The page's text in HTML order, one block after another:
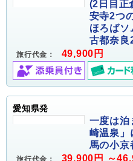
(2日目正
安寺2つ
ほろばソ
古都奈良
旅行代金： 49,900円
愛知県発
一度は泊
崎温泉」
馬の小京
旅行代金： 39,900円 ～